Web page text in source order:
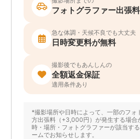
フォトグラファー出張料
急な体調・天候不良でも大丈夫
日時変更料が無料
撮影後でもあんしんの
全額返金保証
適用条件あり
*撮影場所や日時によって、一部のフォ
方出張料（+3,000円）が発生する場合
時・場所・フォトグラファーが該当す
ームでお知らせします。